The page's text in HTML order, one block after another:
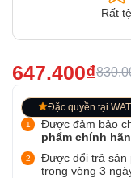
Rất tệ
647.400₫
Đặc quyền tại
Được đảm bảo
phẩm chính
Được đổi trả sản
trong vòng 3